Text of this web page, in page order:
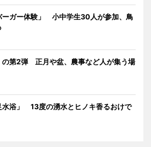
ーガー体験」 小中学生30人が参加、鳥
の第2弾 正月や盆、農事など人が集う場
水浴」 13度の湧水とヒノキ香るおけで